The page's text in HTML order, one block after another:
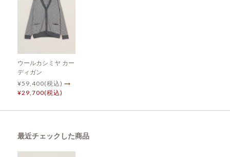
ウールカシミヤ カー
ディガン
¥59,400(税込) →
¥29,700(税込)
最近チェックした商品